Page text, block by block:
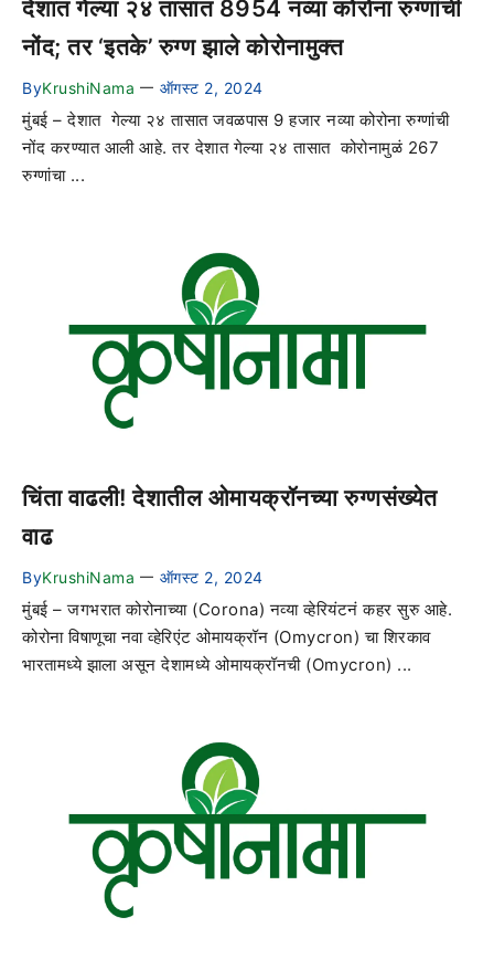
देशात गेल्या २४ तासात 8954 नव्या कोरोना रुग्णांची
नोंद; तर ‘इतके’ रुग्ण झाले कोरोनामुक्त
ByKrushiNama — ऑगस्ट 2, 2024
मुंबई – देशात गेल्या २४ तासात जवळपास 9 हजार नव्या कोरोना रुग्णांची
नोंद करण्यात आली आहे. तर देशात गेल्या २४ तासात कोरोनामुळं 267
रुग्णांचा ...
चिंता वाढली! देशातील ओमायक्रॉनच्या रुग्णसंख्येत
वाढ
ByKrushiNama — ऑगस्ट 2, 2024
मुंबई – जगभरात कोरोनाच्या (Corona) नव्या व्हेरियंटनं कहर सुरु आहे.
कोरोना विषाणूचा नवा व्हेरिएंट ओमायक्रॉन (Omycron) चा शिरकाव
भारतामध्ये झाला असून देशामध्ये ओमायक्रॉनची (Omycron) ...